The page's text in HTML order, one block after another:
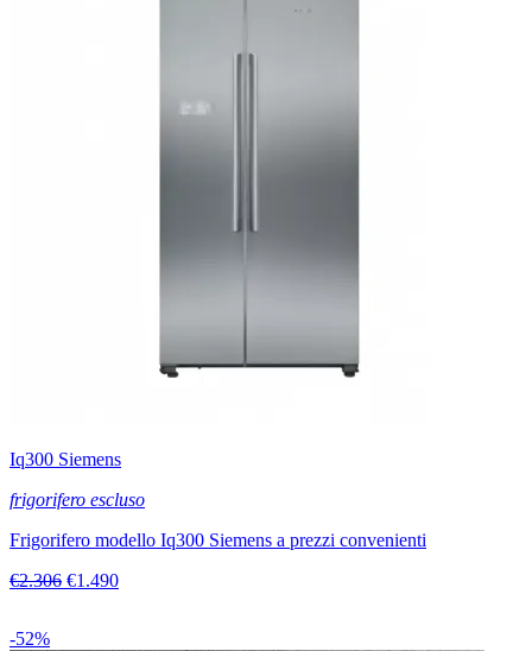
Iq300 Siemens
frigorifero escluso
Frigorifero modello Iq300 Siemens a prezzi convenienti
€2.306 €1.490
-52%